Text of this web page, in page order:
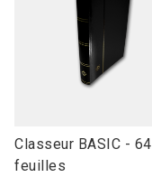
link
to
Classeur BASIC - 64
feuilles